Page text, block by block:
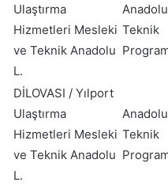
Ulaştırma
Hizmetleri Mesleki
ve Teknik Anadolu
L.
Anadolu
Teknik
DİLOVASI / Yılport
Ulaştırma
Hizmetleri Mesleki
ve Teknik Anadolu
L.
Anadolu
Teknik